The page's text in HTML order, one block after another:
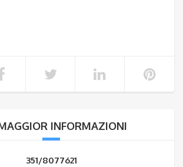
INFORMAZIONI
351/8077621